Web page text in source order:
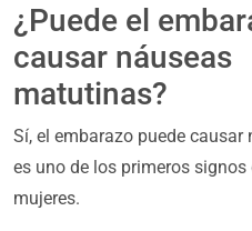
¿Puede el
causar náuseas
matutinas?
Sí, el embarazo puede
es uno de los primeros
mujeres.